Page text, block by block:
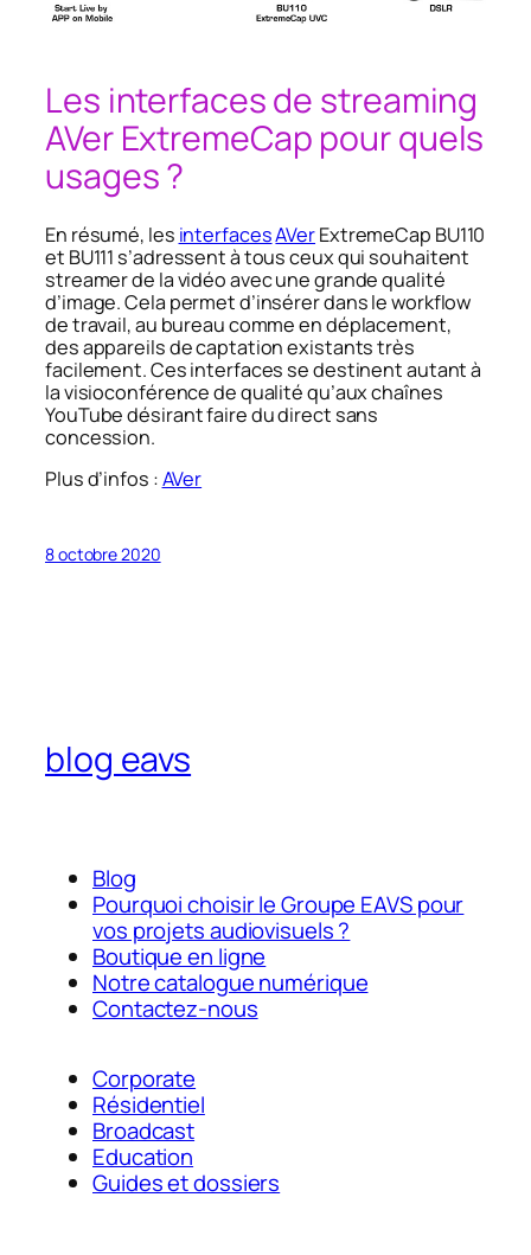
Les interfaces de streaming
AVer ExtremeCap pour quels
usages ?
En résumé, les interfacesAVerExtremeCap BU110
et BU111 s’adressent à tous ceux qui souhaitent
streamer de la vidéo avec une grande qualité
d’image. Cela permet d’insérer dans le workflow
de travail, au bureau comme en déplacement,
des appareils de captation existants très
facilement. Ces interfaces se destinent autant à
la visioconférence de qualité qu’aux chaînes
YouTube désirant faire du direct sans
concession.
Plus d’infos :AVer
8 octobre 2020
blog eavs
Blog
Pourquoi choisir le Groupe EAVS pour
vos projets audiovisuels ?
Boutique en ligne
Notre catalogue numérique
Contactez-nous
Corporate
Résidentiel
Broadcast
Education
Guides et dossiers